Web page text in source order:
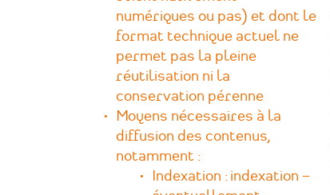
numériques ou pas) et dont le
format technique actuel ne
permet pas la pleine
réutilisation ni la
conservation pérenne
Moyens nécessaires à la
diffusion des contenus,
notamment :
Indexation : indexation –